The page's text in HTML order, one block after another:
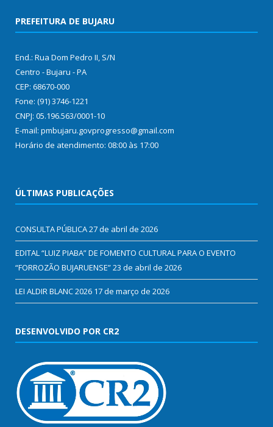
PREFEITURA DE BUJARU
End.: Rua Dom Pedro II, S/N
Centro - Bujaru - PA
CEP: 68670-000
Fone: (91) 3746-1221
CNPJ: 05.196.563/0001-10
E-mail: pmbujaru.govprogresso@gmail.com
Horário de atendimento: 08:00 às 17:00
ÚLTIMAS PUBLICAÇÕES
CONSULTA PÚBLICA27 de abril de 2026
EDITAL “LUIZ PIABA” DE FOMENTO CULTURAL PARA O EVENTO
“FORROZÃO BUJARUENSE”23 de abril de 2026
LEI ALDIR BLANC 2026 17 de março de 2026
DESENVOLVIDO POR CR2